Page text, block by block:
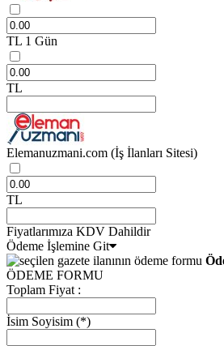
TL 1 Gün
TL
Elemanuzmani.com (İş İlanları Sitesi)
TL
Fiyatlarımıza KDV Dahildir
Ödeme İşlemine Git
ÖDEME FORMU
Toplam Fiyat :
İsim Soyisim (*)